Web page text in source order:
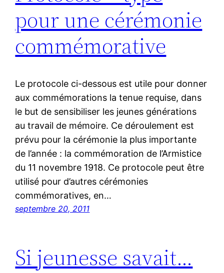
pour une cérémonie
commémorative
Le protocole ci-dessous est utile pour donner
aux commémorations la tenue requise, dans
le but de sensibiliser les jeunes générations
au travail de mémoire. Ce déroulement est
prévu pour la cérémonie la plus importante
de l’année : la commémoration de l’Armistice
du 11 novembre 1918. Ce protocole peut être
utilisé pour d’autres cérémonies
commémoratives, en…
septembre 20, 2011
Si jeunesse savait…